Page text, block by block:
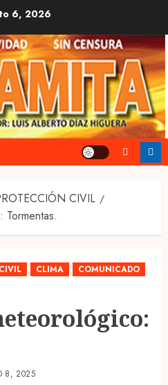
6, 2026
CIVIL
CLIMA
COMUNICADO
8, 2025